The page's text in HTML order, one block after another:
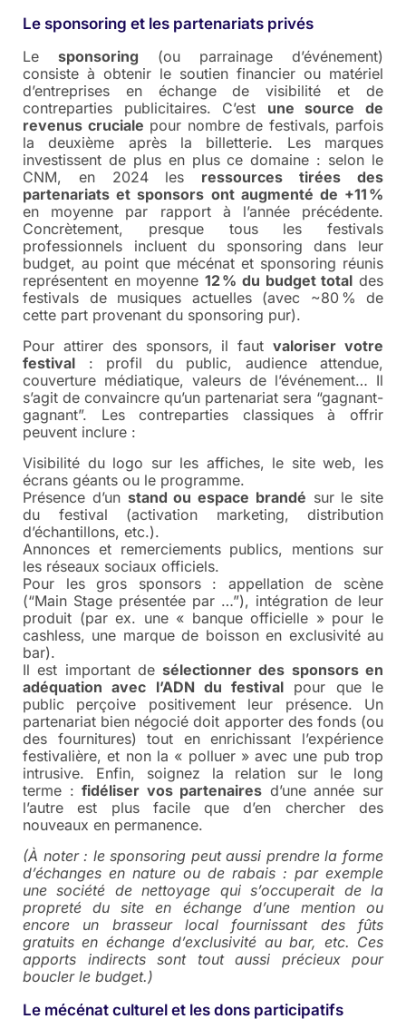
Le sponsoring et les partenariats privés
Le sponsoring (ou parrainage d’événement)
consiste à obtenir le soutien financier ou matériel
d’entreprises en échange de visibilité et de
contreparties publicitaires. C’est une source de
revenus cruciale pour nombre de festivals, parfois
la deuxième après la billetterie. Les marques
investissent de plus en plus ce domaine : selon le
CNM, en 2024 les ressources tirées des
partenariats et sponsors ont augmenté de +11 %
en moyenne par rapport à l’année précédente.
Concrètement, presque tous les festivals
professionnels incluent du sponsoring dans leur
budget, au point que mécénat et sponsoring réunis
représentent en moyenne12 % du budget total des
festivals de musiques actuelles (avec ~80 % de
cette part provenant du sponsoring pur).
Pour attirer des sponsors, il fautvaloriser votre
festival : profil du public, audience attendue,
couverture médiatique, valeurs de l’événement… Il
s’agit de convaincre qu’un partenariat sera “gagnant-
gagnant”. Les contreparties classiques à offrir
peuvent inclure :
Visibilité du logo sur les affiches, le site web, les
écrans géants ou le programme.
Présence d’un stand ou espace brandé sur le site
du festival (activation marketing, distribution
d’échantillons, etc.).
Annonces et remerciements publics, mentions sur
les réseaux sociaux officiels.
Pour les gros sponsors : appellation de scène
(“Main Stage présentée par …”), intégration de leur
produit (par ex. une « banque officielle » pour le
cashless, une marque de boisson en exclusivité au
bar).
Il est important desélectionner des sponsors en
adéquation avec l’ADN du festival pour que le
public perçoive positivement leur présence. Un
partenariat bien négocié doit apporter des fonds (ou
des fournitures) tout en enrichissant l’expérience
festivalière, et non la « polluer » avec une pub trop
intrusive. Enfin, soignez la relation sur le long
terme :fidéliser vos partenaires d’une année sur
l’autre est plus facile que d’en chercher des
nouveaux en permanence.
(À noter : le sponsoring peut aussi prendre la forme
d’échanges en nature ou de rabais : par exemple
une société de nettoyage qui s’occuperait de la
propreté du site en échange d’une mention ou
encore un brasseur local fournissant des fûts
gratuits en échange d’exclusivité au bar, etc. Ces
apports indirects sont tout aussi précieux pour
boucler le budget.)
Le mécénat culturel et les dons participatifs